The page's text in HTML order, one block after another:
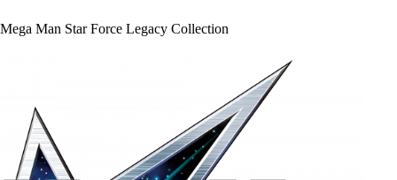
Mega Man Star Force Legacy Collection